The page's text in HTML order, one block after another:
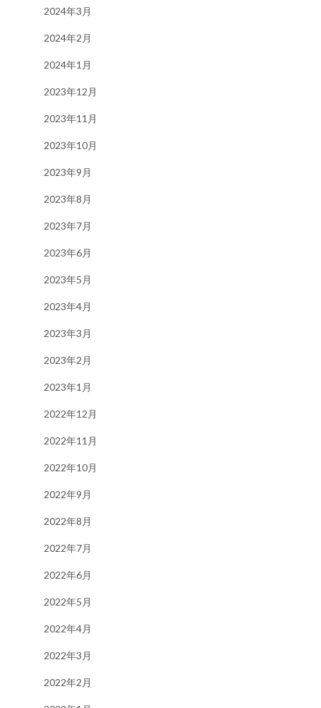
2024年3月
2024年2月
2024年1月
2023年12月
2023年11月
2023年10月
2023年9月
2023年8月
2023年7月
2023年6月
2023年5月
2023年4月
2023年3月
2023年2月
2023年1月
2022年12月
2022年11月
2022年10月
2022年9月
2022年8月
2022年7月
2022年6月
2022年5月
2022年4月
2022年3月
2022年2月